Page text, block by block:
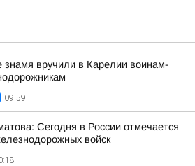
знамя вручили в Карелии воинам-
09:59
Сегодня в России отмечается
войск